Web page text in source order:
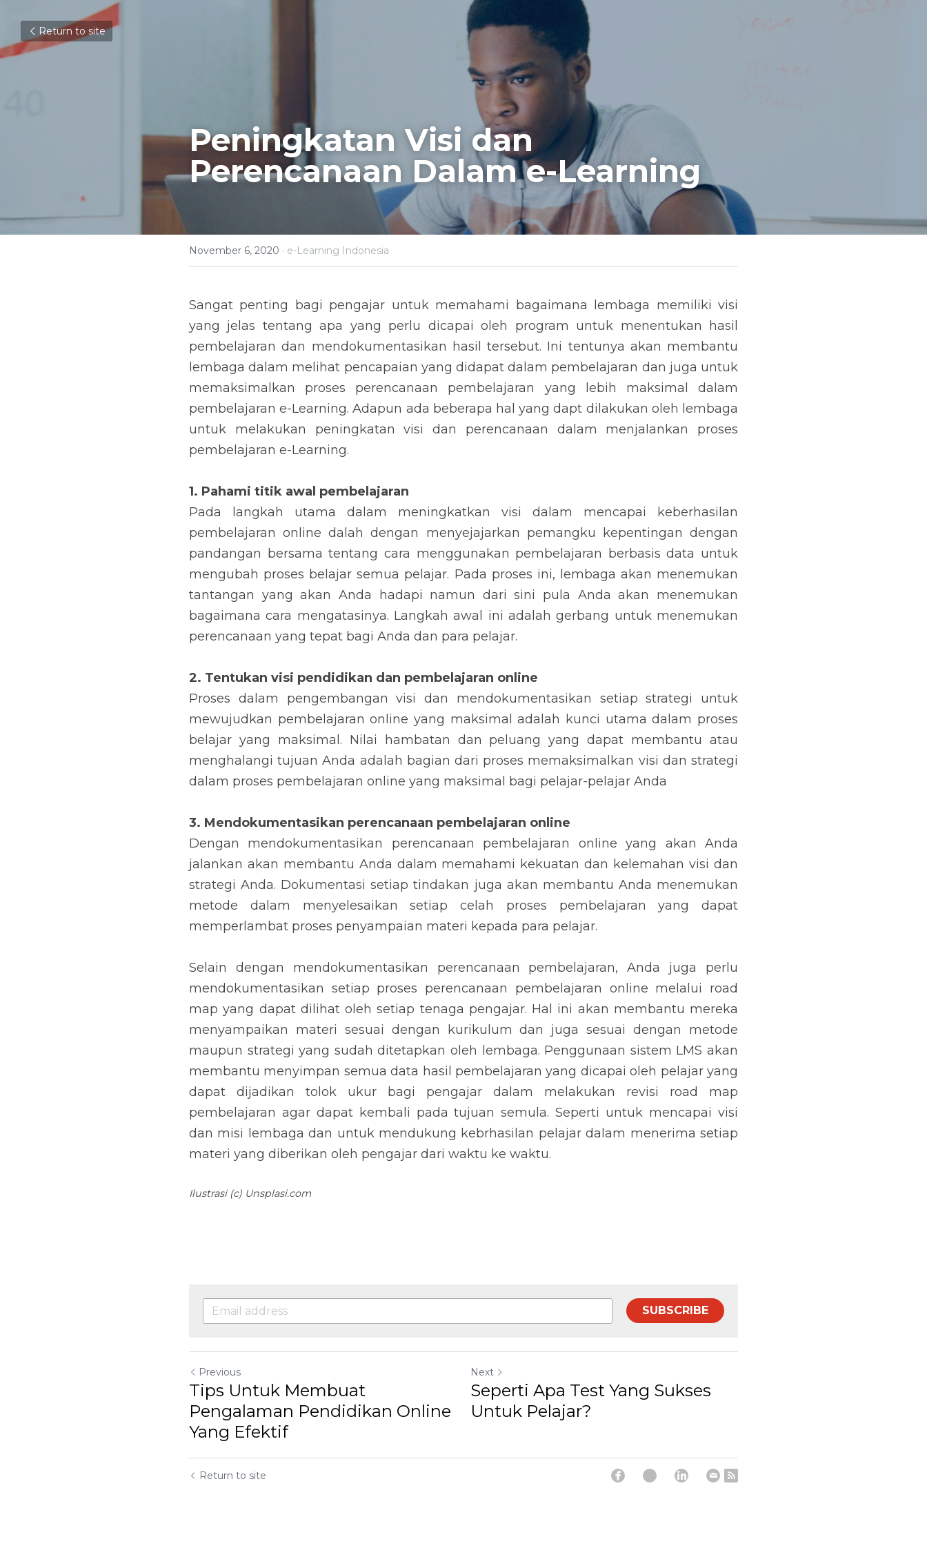
Return to site
Peningkatan Visi dan
Perencanaan Dalam e-Learning
November 6, 2020 · e-Learning Indonesia
Sangat penting bagi pengajar untuk memahami bagaimana lembaga memiliki visi
yang jelas tentang apa yang perlu dicapai oleh program untuk menentukan hasil
pembelajaran dan mendokumentasikan hasil tersebut. Ini tentunya akan membantu
lembaga dalam melihat pencapaian yang didapat dalam pembelajaran dan juga untuk
memaksimalkan proses perencanaan pembelajaran yang lebih maksimal dalam
pembelajaran e-Learning. Adapun ada beberapa hal yang dapt dilakukan oleh lembaga
untuk melakukan peningkatan visi dan perencanaan dalam menjalankan proses
pembelajaran e-Learning.
1. Pahami titik awal pembelajaran
Pada langkah utama dalam meningkatkan visi dalam mencapai keberhasilan
pembelajaran online dalah dengan menyejajarkan pemangku kepentingan dengan
pandangan bersama tentang cara menggunakan pembelajaran berbasis data untuk
mengubah proses belajar semua pelajar. Pada proses ini, lembaga akan menemukan
tantangan yang akan Anda hadapi namun dari sini pula Anda akan menemukan
bagaimana cara mengatasinya. Langkah awal ini adalah gerbang untuk menemukan
perencanaan yang tepat bagi Anda dan para pelajar.
2. Tentukan visi pendidikan dan pembelajaran online
Proses dalam pengembangan visi dan mendokumentasikan setiap strategi untuk
mewujudkan pembelajaran online yang maksimal adalah kunci utama dalam proses
belajar yang maksimal. Nilai hambatan dan peluang yang dapat membantu atau
menghalangi tujuan Anda adalah bagian dari proses memaksimalkan visi dan strategi
dalam proses pembelajaran online yang maksimal bagi pelajar-pelajar Anda
3. Mendokumentasikan perencanaan pembelajaran online
Dengan mendokumentasikan perencanaan pembelajaran online yang akan Anda
jalankan akan membantu Anda dalam memahami kekuatan dan kelemahan visi dan
strategi Anda. Dokumentasi setiap tindakan juga akan membantu Anda menemukan
metode dalam menyelesaikan setiap celah proses pembelajaran yang dapat
memperlambat proses penyampaian materi kepada para pelajar.
Selain dengan mendokumentasikan perencanaan pembelajaran, Anda juga perlu
mendokumentasikan setiap proses perencanaan pembelajaran online melalui road
map yang dapat dilihat oleh setiap tenaga pengajar. Hal ini akan membantu mereka
menyampaikan materi sesuai dengan kurikulum dan juga sesuai dengan metode
maupun strategi yang sudah ditetapkan oleh lembaga. Penggunaan sistem LMS akan
membantu menyimpan semua data hasil pembelajaran yang dicapai oleh pelajar yang
dapat dijadikan tolok ukur bagi pengajar dalam melakukan revisi road map
pembelajaran agar dapat kembali pada tujuan semula. Seperti untuk mencapai visi
dan misi lembaga dan untuk mendukung kebrhasilan pelajar dalam menerima setiap
materi yang diberikan oleh pengajar dari waktu ke waktu.
Ilustrasi (c) Unsplasi.com
SUBSCRIBE
Previous
Tips Untuk Membuat
Pengalaman Pendidikan Online
Yang Efektif
Next
Seperti Apa Test Yang Sukses
Untuk Pelajar?
Return to site